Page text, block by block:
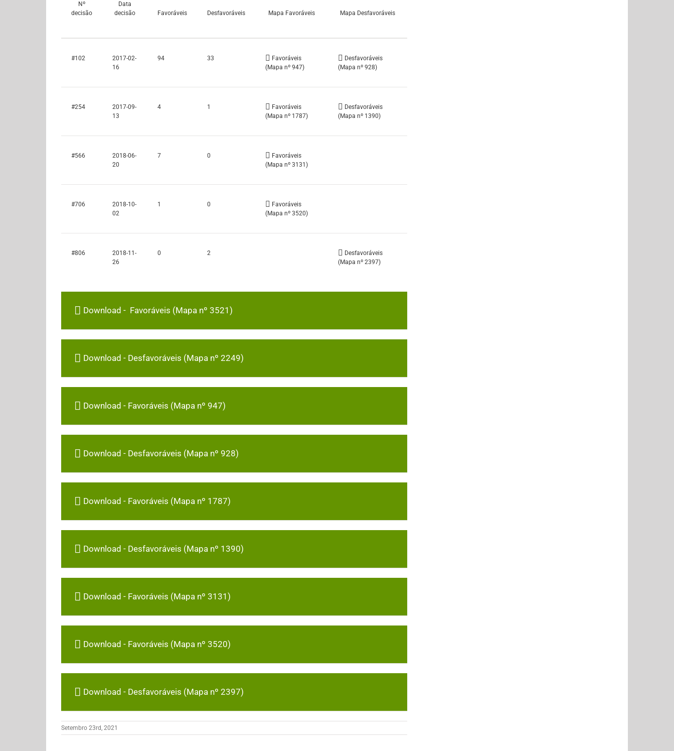
Nº
decisão
Data
decisão
Favoráveis Desfavoráveis Mapa Favoráveis Mapa Desfavoráveis
#102
2017-02-
16
94 33
Favoráveis
(Mapa nº 947)
Desfavoráveis
(Mapa nº 928)
#254
2017-09-
13
4 1
Favoráveis
(Mapa nº 1787)
Desfavoráveis
(Mapa nº 1390)
#566
2018-06-
20
7 0
Favoráveis
(Mapa nº 3131)
#706
2018-10-
02
1 0
Favoráveis
(Mapa nº 3520)
#806
2018-11-
26
0 2
Desfavoráveis
(Mapa nº 2397)
Download - Favoráveis (Mapa nº 3521)
Download - Desfavoráveis (Mapa nº 2249)
Download - Favoráveis (Mapa nº 947)
Download - Desfavoráveis (Mapa nº 928)
Download - Favoráveis (Mapa nº 1787)
Download - Desfavoráveis (Mapa nº 1390)
Download - Favoráveis (Mapa nº 3131)
Download - Favoráveis (Mapa nº 3520)
Download - Desfavoráveis (Mapa nº 2397)
Setembro 23rd, 2021